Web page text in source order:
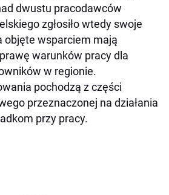
dwustu pracodawców
zgłosiło wtedy swoje
objęte wsparciem mają
warunków pracy dla
w regionie.
pochodzą z części
przeznaczonej na działania
przy pracy.